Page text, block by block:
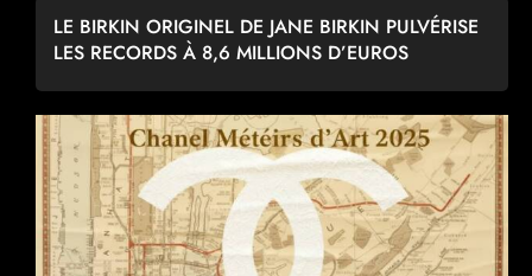
LE BIRKIN ORIGINEL DE JANE BIRKIN PULVÉRISE
LES RECORDS À 8,6 MILLIONS D’EUROS